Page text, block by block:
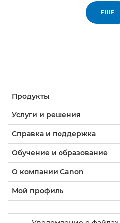
ЕЩЕ
Продукты
Услуги и решения
Справка и поддержка
Обучение и образование
О компании Canon
Мой профиль